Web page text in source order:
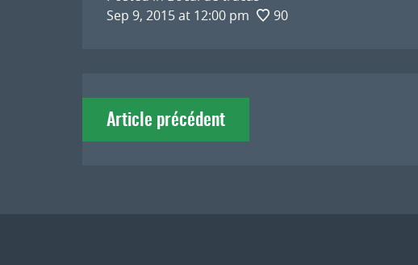
Sep 9, 2015 at 12:00 pm
90
Navigation
deArticle précédent